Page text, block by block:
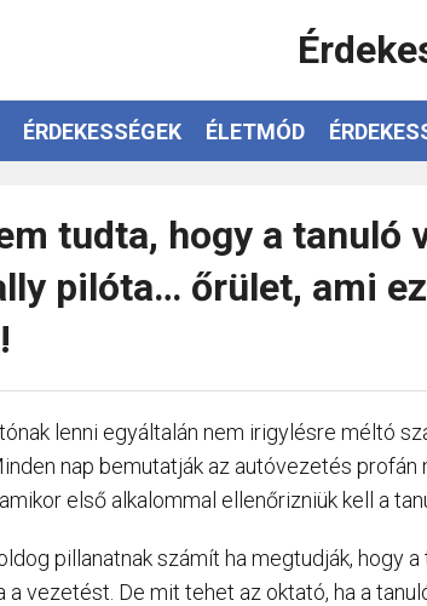
ÉRDEKESSÉGEK ÉLETMÓD
tudta, hogy a tanuló
pilóta… őrület, ami
lenni egyáltalán nem irigylésre méltó
nap bemutatják az autóvezetés profán
első alkalommal ellenőrizniük kell a
pillanatnak számít ha megtudják, hogy
a vezetést. De mit tehet az oktató, ha a